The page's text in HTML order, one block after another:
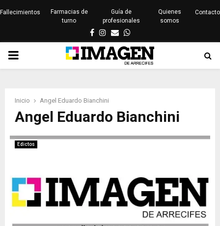
Fallecimientos
Farmacias de
turno
Guía de
profesionales
Quienes
somos
Contacto
Facebook
Instagram
EmailWhatsapp
PRIMARY
Inicio Angel Eduardo Bianchini
Angel Eduardo Bianchini
Edictos